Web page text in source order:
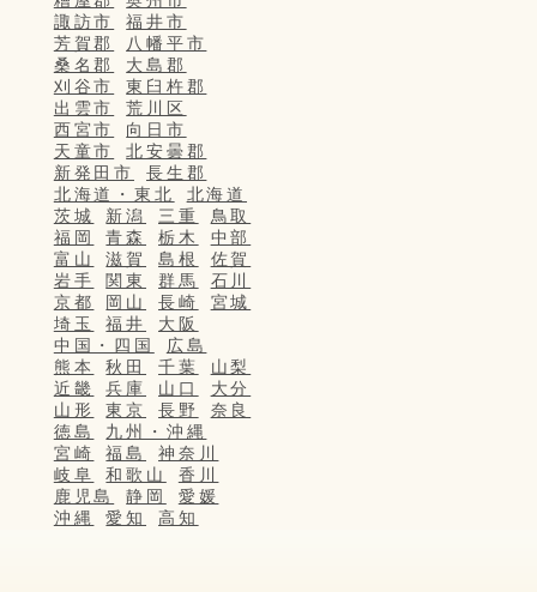
諏訪市
福井市
芳賀郡
八幡平市
桑名郡
大島郡
刈谷市
東臼杵郡
出雲市
荒川区
西宮市
向日市
天童市
北安曇郡
新発田市
長生郡
北海道・東北
北海道
茨城
新潟 三重
鳥取
福岡
青森 栃木
中部
富山
滋賀 島根
佐賀
岩手
関東 群馬
石川
京都
岡山 長崎
宮城
埼玉
福井
大阪
中国・四国
広島
熊本
秋田 千葉
山梨
近畿
兵庫 山口
大分
山形
東京 長野
奈良
徳島
九州・沖縄
宮崎
福島
神奈川
岐阜
和歌山
香川
鹿児島
静岡
愛媛
沖縄
愛知 高知